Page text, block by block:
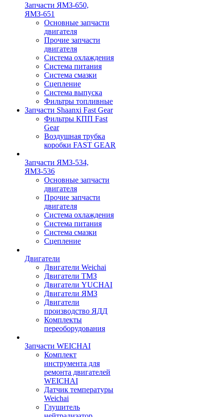
Запчасти ЯМЗ-650,
ЯМЗ-651
Основные запчасти
двигателя
Прочие запчасти
двигателя
Система охлаждения
Система питания
Система смазки
Сцепление
Система выпуска
Фильтры топливные
Запчасти Shaanxi Fast Gear
Фильтры КПП Fast
Gear
Воздушная трубка
коробки FAST GEAR
Запчасти ЯМЗ-534,
ЯМЗ-536
Основные запчасти
двигателя
Прочие запчасти
двигателя
Система охлаждения
Система питания
Система смазки
Сцепление
Двигатели
Двигатели Weichai
Двигатели ТМЗ
Двигатели YUCHAI
Двигатели ЯМЗ
Двигатели
производство ЯДД
Комплекты
переоборудования
Запчасти WEICHAI
Комплект
инструмента для
ремонта двигателей
WEICHAI
Датчик температуры
Weichai
Глушитель